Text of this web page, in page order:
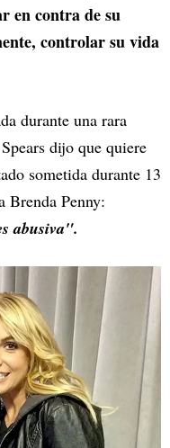
en contra de su
controlar su vida
durante una rara
dijo que quiere
sometida durante 13
Brenda Penny:
abusiva".